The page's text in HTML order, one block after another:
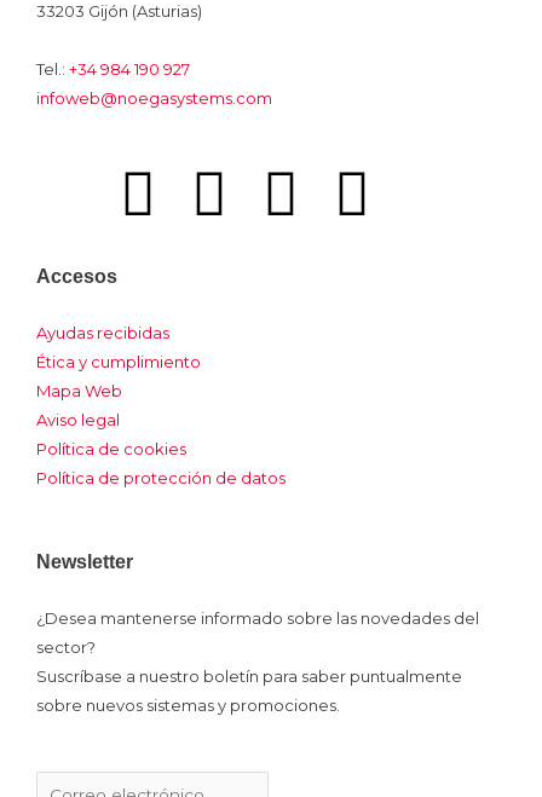
33203 Gijón (Asturias)
Tel.: +34 984 190 927
infoweb@noegasystems.com
c
o
n
-
x
F
c
e
b
o
k
L
d
n
Y
b
I
a
m
Accesos
Ayudas recibidas
Ética y cumplimiento
Mapa Web
Aviso legal
Política de cookies
Política de protección de datos
Newsletter
¿Desea mantenerse informado sobre las novedades del
sector?
Suscríbase a nuestro boletín para saber puntualmente
sobre nuevos sistemas y promociones.